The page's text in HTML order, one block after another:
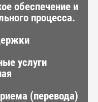
обеспечение и
процесса.
услуги
(перевода)